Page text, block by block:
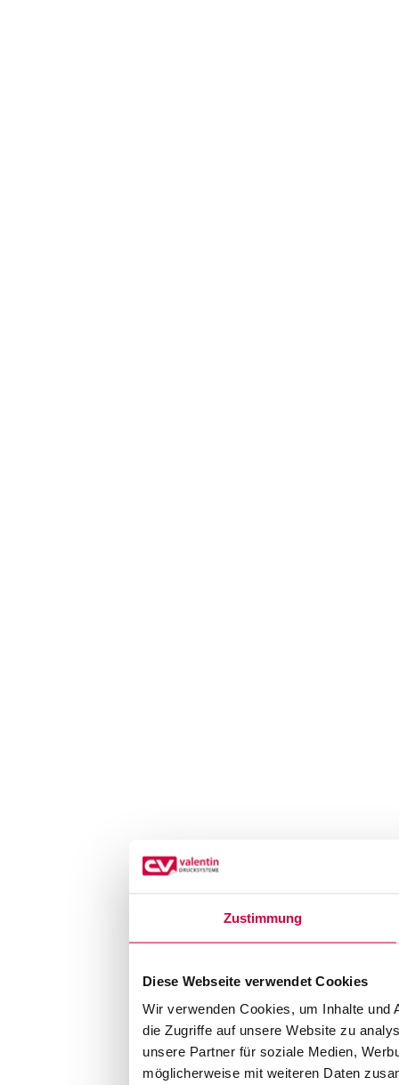
Zustimmung
Diese Webseite verwendet Cookies
Wir verwenden Cookies, um Inhalte und
die Zugriffe auf unsere Website zu
unsere Partner für soziale Medien,
möglicherweise mit weiteren Daten